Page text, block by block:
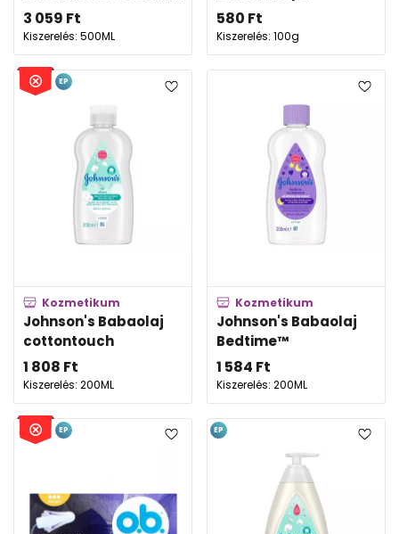
3 059 Ft
Kiszerelés: 500ML
580 Ft
Kiszerelés: 100g
Kozmetikum
Johnson's Babaolaj
cottontouch
1 808 Ft
Kiszerelés: 200ML
EP
Kozmetikum
Johnson's Babaolaj
Bedtime™
1 584 Ft
Kiszerelés: 200ML
EP EP